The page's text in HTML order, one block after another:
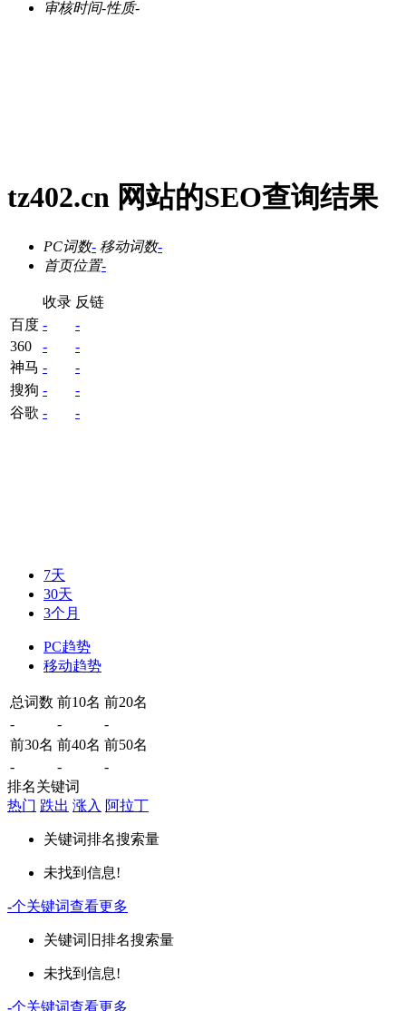
审核时间-性质-
tz402.cn 网站的SEO查询结果
PC词数- 移动词数-
首页位置-
收录 反链
百度 -
-
360
-
-
神马 -
-
搜狗 -
-
谷歌 - -
7天
30天
3个月
PC趋势
移动趋势
总词数 前10名 前20名
-
-
-
前30名 前40名 前50名
-
-
-
排名关键词
热门 跌出 涨入 阿拉丁
关键词排名搜索量
未找到信息!
-个关键词查看更多
关键词 旧排名搜索量
未找到信息!
-个关键词查看更多